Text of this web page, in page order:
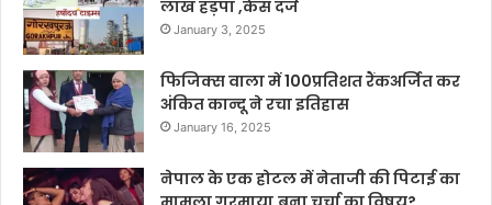
लाख हड़पा ,केस दर्ज
January 3, 2025
फिजिक्स वाला में 100प्रतिशत रैंकअर्जित कर
अंकित कान्दू ने रचा इतिहास
January 16, 2025
नेपाल के एक होटल में नेताजी की पिटाई का